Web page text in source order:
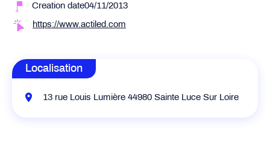
Creation date04/11/2013
https://www.actiled.com
Localisation
13 rue Louis Lumière 44980 Sainte Luce Sur Loire